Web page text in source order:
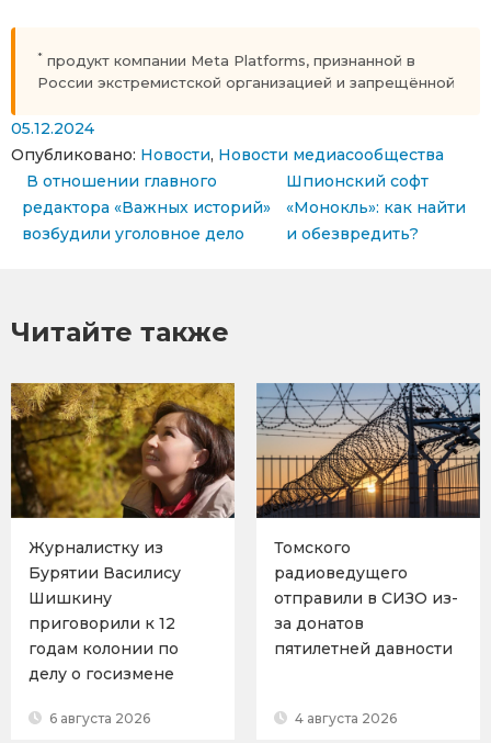
* продукт компании Meta Platforms, признанной в
России экстремистской организацией и запрещённой
05.12.2024
Опубликовано: Новости, Новости медиасообщества
Навигация по записям
В отношении главного
редактора «Важных историй»
возбудили уголовное дело
Шпионский софт
«Монокль»: как найти
и обезвредить?
Читайте также
Журналистку из
Бурятии Василису
Шишкину
приговорили к 12
годам колонии по
делу о госизмене
6 августа 2026
Томского
радиоведущего
отправили в СИЗО из-
за донатов
пятилетней давности
4 августа 2026